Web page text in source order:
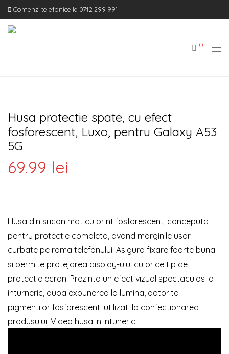
Comenzi telefonice la 0742 299 991
0
Husa protectie spate, cu efect
fosforescent, Luxo, pentru Galaxy A53
5G
69.99 lei
Husa din silicon mat cu print fosforescent, conceputa
pentru protectie completa, avand marginile usor
curbate pe rama telefonului. Asigura fixare foarte buna
si permite protejarea display-ului cu orice tip de
protectie ecran. Prezinta un efect vizual spectaculos la
inturneric, dupa expunerea la lumina, datorita
pigmentilor fosforescenti utilizati la confectionarea
produsului. Video husa in intuneric: